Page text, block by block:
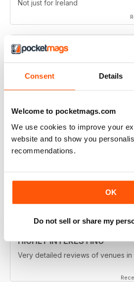
Consent Details
Welcome to pocketmags.com
We use cookies to improve your
website and to show you
recommendations.
OK
Do not sell or share my
Not just for Ireland
BEST OF GCN OFFERS!
It's a good magazine for the LGBT
HIGHLY INTERESTING
Very detailed reviews of venues in